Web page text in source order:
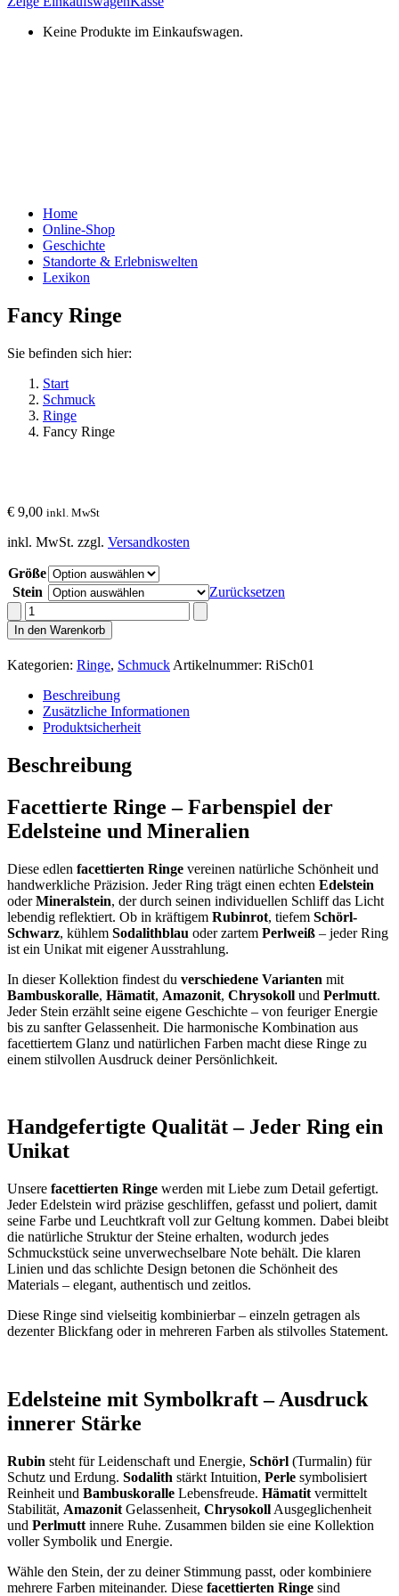
Keine Produkte im Einkaufswagen.
Home
Online-Shop
Geschichte
Standorte & Erlebniswelten
Lexikon
Fancy Ringe
Sie befinden sich hier:
Start
Schmuck
Ringe
Fancy Ringe
€ 9,00 inkl. MwSt
inkl. MwSt. zzgl. Versandkosten
Größe
Stein
Zurücksetzen
Fancy
Ringe
Menge
In den Warenkorb
Kategorien: Ringe, Schmuck Artikelnummer: RiSch01
Beschreibung
Zusätzliche Informationen
Produktsicherheit
Beschreibung
Facettierte Ringe – Farbenspiel der
Edelsteine und Mineralien
Diese edlen facettierten Ringe vereinen natürliche Schönheit und
handwerkliche Präzision. Jeder Ring trägt einen echten Edelstein
oderMineralstein, der durch seinen individuellen Schliff das Licht
lebendig reflektiert. Ob in kräftigem Rubinrot, tiefem Schörl-
Schwarz, kühlem Sodalithblau oder zartem Perlweiß – jeder Ring
ist ein Unikat mit eigener Ausstrahlung.
In dieser Kollektion findest du verschiedene Varianten mit
Bambuskoralle, Hämatit, Amazonit, Chrysokoll und Perlmutt.
Jeder Stein erzählt seine eigene Geschichte – von feuriger Energie
bis zu sanfter Gelassenheit. Die harmonische Kombination aus
facettiertem Glanz und natürlichen Farben macht diese Ringe zu
einem stilvollen Ausdruck deiner Persönlichkeit.
Handgefertigte Qualität – Jeder Ring ein
Unikat
Unsere facettierten Ringe werden mit Liebe zum Detail gefertigt.
Jeder Edelstein wird präzise geschliffen, gefasst und poliert, damit
seine Farbe und Leuchtkraft voll zur Geltung kommen. Dabei bleibt
die natürliche Struktur der Steine erhalten, wodurch jedes
Schmuckstück seine unverwechselbare Note behält. Die klaren
Linien und das schlichte Design betonen die Schönheit des
Materials – elegant, authentisch und zeitlos.
Diese Ringe sind vielseitig kombinierbar – einzeln getragen als
dezenter Blickfang oder in mehreren Farben als stilvolles Statement.
Edelsteine mit Symbolkraft – Ausdruck
innerer Stärke
Rubin steht für Leidenschaft und Energie, Schörl (Turmalin) für
Schutz und Erdung. Sodalith stärkt Intuition, Perle symbolisiert
Reinheit und Bambuskoralle Lebensfreude. Hämatit vermittelt
Stabilität, Amazonit Gelassenheit, Chrysokoll Ausgeglichenheit
und Perlmutt innere Ruhe. Zusammen bilden sie eine Kollektion
voller Symbolik und Energie.
Wähle den Stein, der zu deiner Stimmung passt, oder kombiniere
mehrere Farben miteinander. Diese facettierten Ringe sind